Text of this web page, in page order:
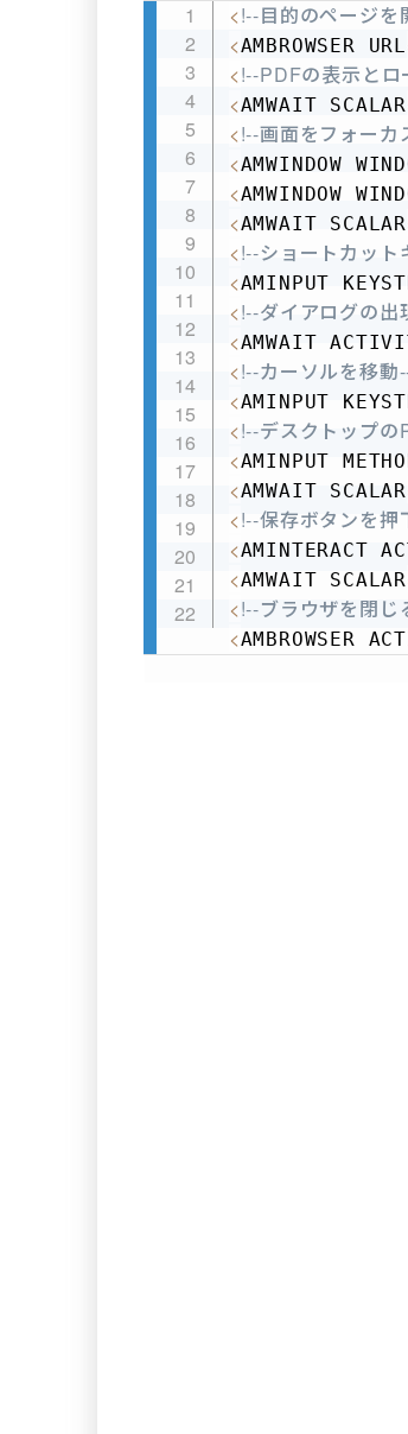
<!--目的のページを
<AMBROWSER URL
<!--PDFの表示とロ
<AMWAIT SCALAR
<!--画面をフォーカ
<AMWINDOW
<AMWINDOW
<AMWAIT SCALAR
<!--ショートカッ
<AMINPUT
<!--ダイアログの出
<AMWAIT
<!--カーソルを移動
<AMINPUT
<!--デスクトップの
<AMINPUT
<AMWAIT SCALAR
<!--保存ボタンを押
<AMINTERACT
<AMWAIT SCALAR
<!--ブラウザを閉じ
<AMBROWSER